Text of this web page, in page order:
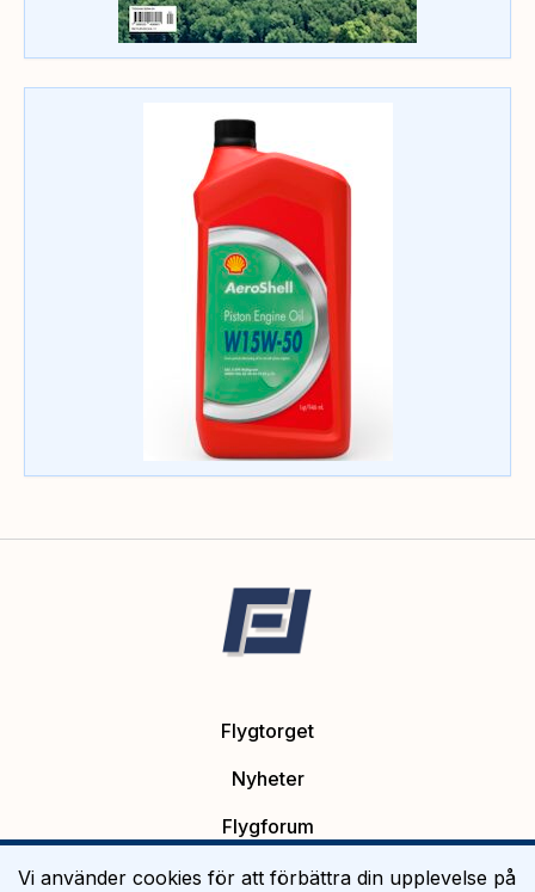
Flygtorget
Nyheter
Flygforum
Platsannonser
Vi använder cookies för att förbättra din upplevelse på